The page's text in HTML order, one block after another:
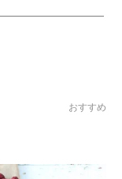
おすすめ